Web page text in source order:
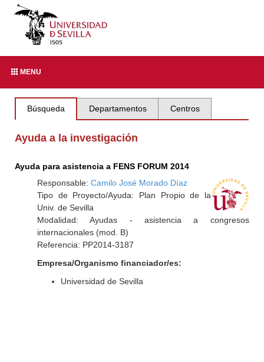
MENU
Búsqueda Departamentos Centros
Ayuda a la investigación
Ayuda para asistencia a FENS FORUM 2014
Responsable: Camilo José Morado Díaz
Tipo de Proyecto/Ayuda: Plan Propio de la
Univ. de Sevilla
Modalidad: Ayudas - asistencia a congresos
internacionales (mod. B)
Referencia: PP2014-3187
Empresa/Organismo financiador/es:
Universidad de Sevilla